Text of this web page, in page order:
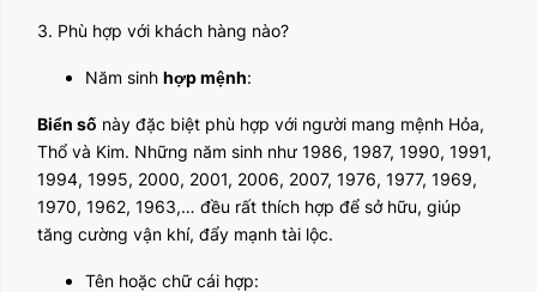
3. Phù hợp với khách hàng nào?
Năm sinh hợp mệnh:
Biển số này đặc biệt phù hợp với người mang mệnh Hỏa,
Thổ và Kim. Những năm sinh như 1986, 1987, 1990, 1991,
1994, 1995, 2000, 2001, 2006, 2007, 1976, 1977, 1969,
1970, 1962, 1963,… đều rất thích hợp để sở hữu, giúp
tăng cường vận khí, đẩy mạnh tài lộc.
Tên hoặc chữ cái hợp: